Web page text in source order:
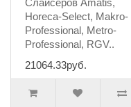
Слайсеров Amatis,
Horeca-Select, Makro-
Professional, Metro-
Professional, RGV..
21064.33руб.